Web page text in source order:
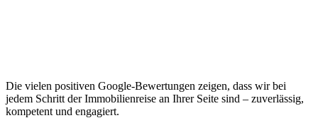
Die vielen positiven Google-Bewertungen zeigen, dass wir bei
jedem Schritt der Immobilienreise an Ihrer Seite sind – zuverlässig,
kompetent und engagiert.